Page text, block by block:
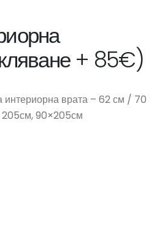
+ 85€)
интериорна врата – 62 см / 70
90×205см